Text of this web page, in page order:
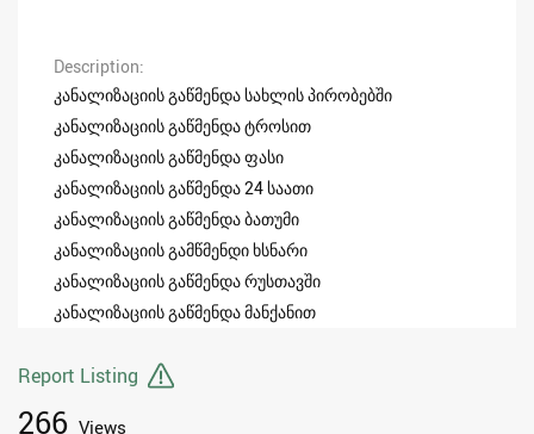
Description
კანალიზაციის გაწმენდა სახლის პირობებში
კანალიზაციის გაწმენდა ტროსით
კანალიზაციის გაწმენდა ფასი
კანალიზაციის გაწმენდა 24 საათი
კანალიზაციის გაწმენდა ბათუმი
კანალიზაციის გამწმენდი ხსნარი
კანალიზაციის გაწმენდა რუსთავში
კანალიზაციის გაწმენდა მანქანით
Report Listing
266 Views